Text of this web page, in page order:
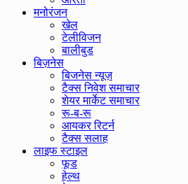
मनोरंजन
खेल
टेलीविजन
बालीबुड
बिज़नेस
बिजनेस न्यूज़
टैक्स निवेश समाचार
शेयर मार्केट समाचार
रू-ब-रू
आयकर रिटर्न
टैक्स सलाह
लाइफ स्टाइल
फूड
हेल्थ